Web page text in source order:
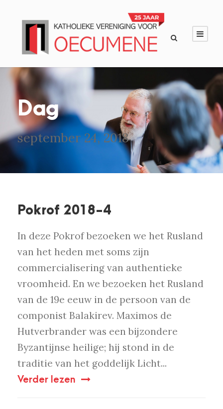
Dag
september 24, 2018
Pokrof 2018-4
In deze Pokrof bezoeken we het Rusland
van het heden met soms zijn
commercialisering van authentieke
vroomheid. En we bezoeken het Rusland
van de 19e eeuw in de persoon van de
componist Balakirev. Maximos de
Hutverbrander was een bijzondere
Byzantijnse heilige; hij stond in de
traditie van het goddelijk Licht...
Verder lezen